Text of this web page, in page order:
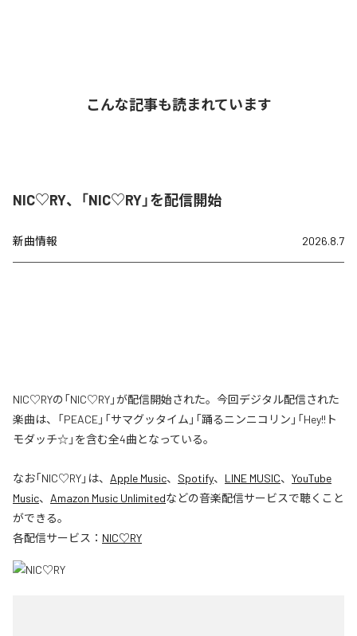
こんな記事も読まれています
NIC♡RY、「NIC♡RY」を配信開始
新曲情報 2026.8.7
NIC♡RYの「NIC♡RY」が配信開始された。今回デジタル配信された
楽曲は、「PEACE」「サマグッタイム」「踊るニンニコリン」「Hey!!ト
モダッチ☆」を含む全4曲となっている。
なお「NIC♡RY」は、 Apple Music、 Spotify、 LINE MUSIC、 YouTube
Music、 Amazon Music Unlimitedなどの音楽配信サービスで聴くこと
ができる。
各配信サービス： NIC♡RY